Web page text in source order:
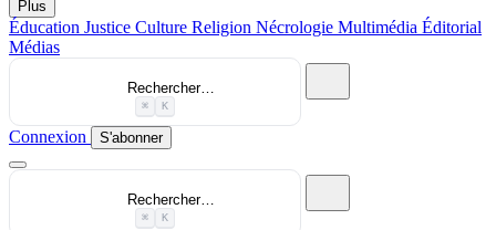
Plus
Éducation Justice Culture Religion Nécrologie Multimédia Éditorial
Médias
Rechercher…
⌘ K
Connexion S'abonner
Rechercher…
⌘ K